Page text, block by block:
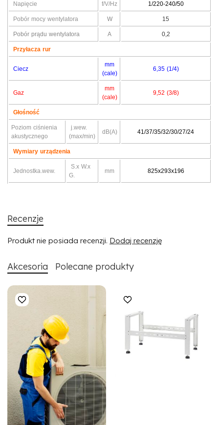
Napięcie f/V/Hz 1/220-240/50
Pobór mocy wentylatora W 15
Pobór prądu wentylatora A 0,2
Przyłacza rur
Ciecz
mm
(cale)
6,35 (1/4)
Gaz
mm
(cale)
9,52 (3/8)
Głośność
Poziom ciśnienia
akustycznego
j.wew.
(max/min)
dB(A) 41/37/35/32/30/27/24
Wymiary urządzenia
Jednostka.wew.
S.x W.x
G.
mm 825x293x196
Recenzje
Produkt nie posiada recenzji. Dodaj recenzję
Akcesoria Polecane produkty